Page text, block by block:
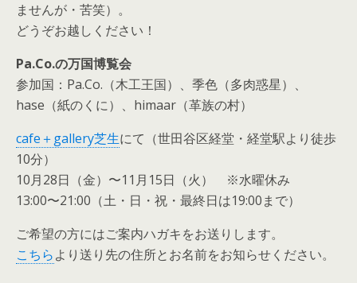
ませんが・苦笑）。
どうぞお越しください！
Pa.Co.の万国博覧会
参加国：Pa.Co.（木工王国）、季色（多肉惑星）、
hase（紙のくに）、himaar（革族の村）
cafe＋gallery芝生にて（世田谷区経堂・経堂駅より徒歩
10分）
10月28日（金）〜11月15日（火） ※水曜休み
13:00〜21:00（土・日・祝・最終日は19:00まで）
ご希望の方にはご案内ハガキをお送りします。
こちらより送り先の住所とお名前をお知らせください。